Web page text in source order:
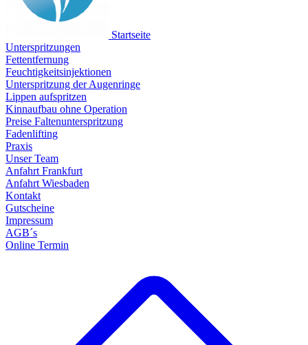
Startseite
Unterspritzungen
Fettentfernung
Feuchtigkeitsinjektionen
Unterspritzung der Augenringe
Lippen aufspritzen
Kinnaufbau ohne Operation
Preise Faltenunterspritzung
Fadenlifting
Praxis
Unser Team
Anfahrt Frankfurt
Anfahrt Wiesbaden
Kontakt
Gutscheine
Impressum
AGB´s
Online Termin